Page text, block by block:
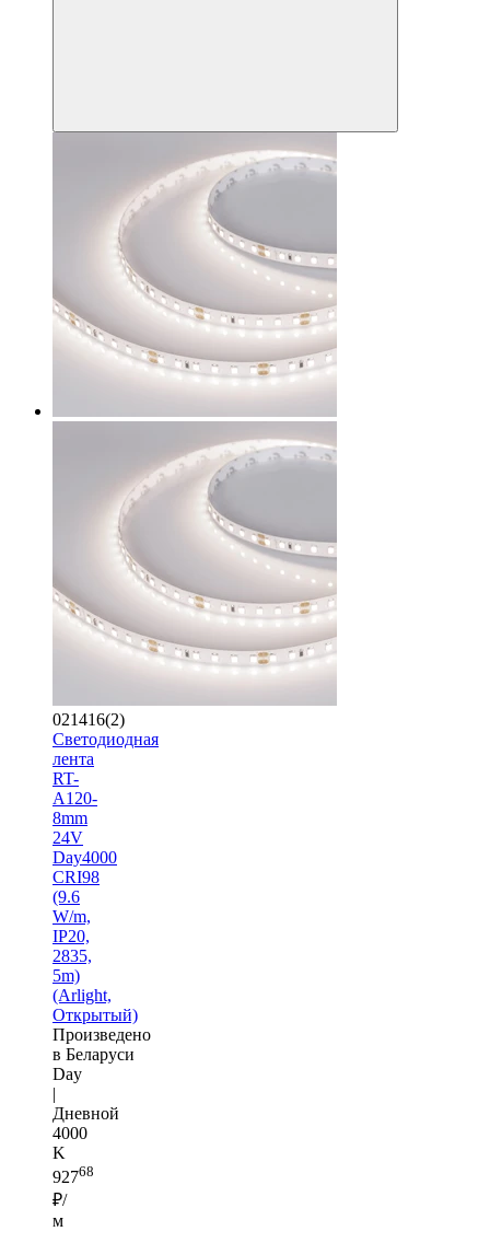
021416(2)
Светодиодная
лента
RT-
A120-
8mm
24V
Day4000
CRI98
(9.6
W/m,
IP20,
2835,
5m)
(Arlight,
Открытый)
Произведено
в Беларуси
Day
|
Дневной
4000
K
92768
₽/
м